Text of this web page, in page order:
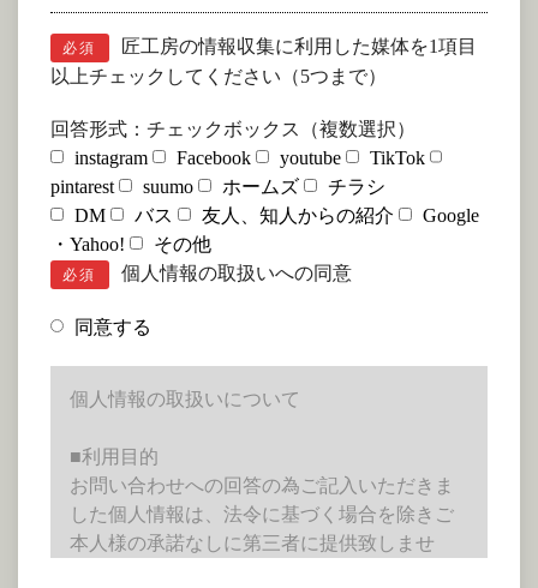
必須
匠工房の情報収集に利用した媒体を1項目
以上チェックしてください（5つまで）
回答形式：チェックボックス（複数選択）
instagram
Facebook youtube
TikTok
pintarest
suumo ホームズ
チラシ
DM
バス 友人、知人からの紹介
Google
・Yahoo!
その他
必須 個人情報の取扱いへの同意
同意する
個人情報の取扱いについて
■利用目的
お問い合わせへの回答の為ご記入いただきま
した個人情報は、法令に基づく場合を除きご
本人様の承諾なしに第三者に提供致しませ